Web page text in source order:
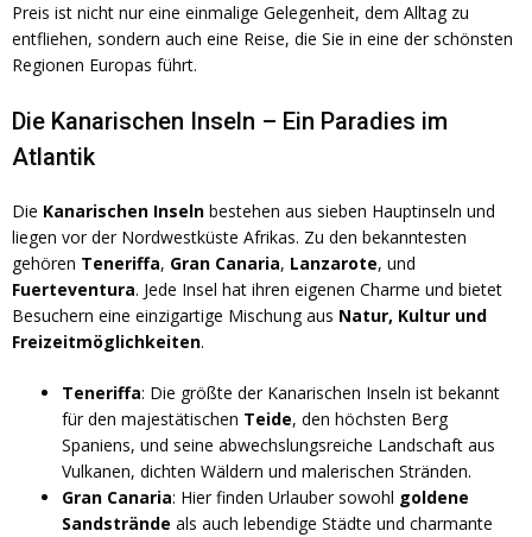
Preis ist nicht nur eine einmalige Gelegenheit, dem Alltag zu
entfliehen, sondern auch eine Reise, die Sie in eine der schönsten
Regionen Europas führt.
Die Kanarischen Inseln – Ein Paradies im
Atlantik
Die Kanarischen Inseln bestehen aus sieben Hauptinseln und
liegen vor der Nordwestküste Afrikas. Zu den bekanntesten
gehören Teneriffa, Gran Canaria, Lanzarote, und
Fuerteventura. Jede Insel hat ihren eigenen Charme und bietet
Besuchern eine einzigartige Mischung aus Natur, Kultur und
Freizeitmöglichkeiten.
Teneriffa: Die größte der Kanarischen Inseln ist bekannt
für den majestätischen Teide, den höchsten Berg
Spaniens, und seine abwechslungsreiche Landschaft aus
Vulkanen, dichten Wäldern und malerischen Stränden.
Gran Canaria: Hier finden Urlauber sowohl goldene
Sandstrände als auch lebendige Städte und charmante